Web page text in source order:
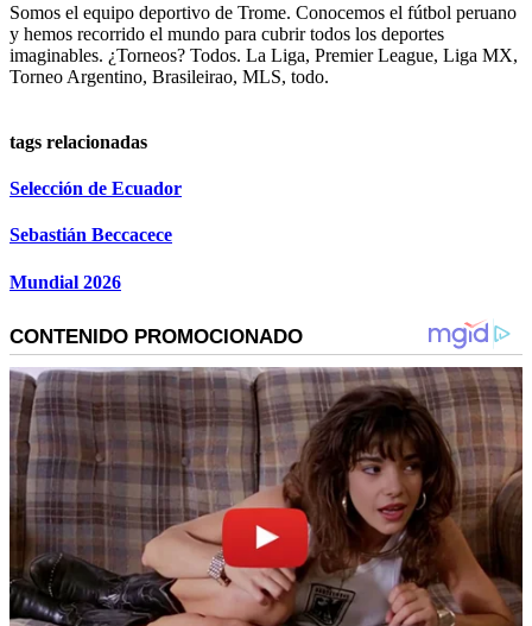
Somos el equipo deportivo de Trome. Conocemos el fútbol peruano
y hemos recorrido el mundo para cubrir todos los deportes
imaginables. ¿Torneos? Todos. La Liga, Premier League, Liga MX,
Torneo Argentino, Brasileirao, MLS, todo.
tags relacionadas
Selección de Ecuador
Sebastián Beccacece
Mundial 2026